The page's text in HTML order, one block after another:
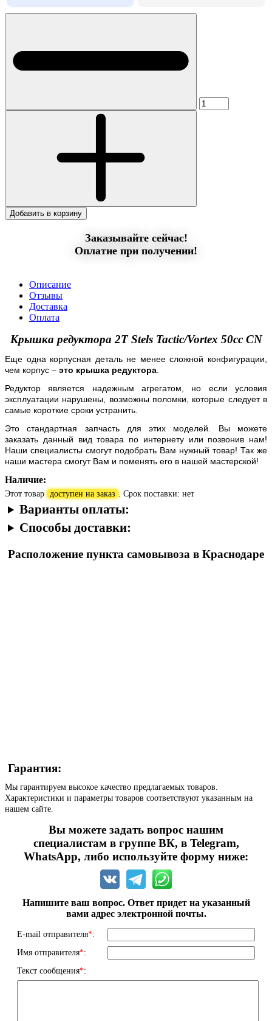
Добавить в корзину
Заказывайте сейчас!
Оплатие при получении!
Описание
Отзывы
Доставка
Оплата
Крышка редуктора 2T Stels Tactic/Vortex 50сс CN
Еще одна корпусная деталь не менее сложной конфигурации,
чем корпус – это крышка редуктора
Редуктор является надежным агрегатом, но если условия
эксплуатации нарушены, возможны поломки, которые следует в
самые короткие сроки устранить.
Это стандартная запчасть для этих моделей. Вы можете
заказать данный вид товара по интернету или позвонив нам!
Наши специалисты смогут подобрать Вам нужный товар! Так же
наши мастера смогут Вам и поменять его в нашей мастерской!
Наличие:
Этот товар доступен на заказ . Срок поставки: нет
Варианты оплаты:
Способы доставки:
Расположение пункта самовывоза в Краснодаре
Гарантия:
Мы гарантируем высокое качество предлагаемых товаров.
Характеристики и параметры товаров соответствуют указанным на
нашем сайте.
Вы можете задать вопрос нашим
специалистам в группе ВК, в Telegram,
WhatsApp, либо используйте форму ниже:
Напишите ваш вопрос. Ответ придет на указанный
вами адрес электронной почты.
E-mail отправителя*:
Имя отправителя*:
Текст сообщения*: